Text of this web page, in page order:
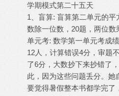
学期模式第二十五天
1、盲算: 盲算第二单元的
数除一位数，20题，两位数
单元考: 数学第一单元考成
12人，计算错误4分，审题
了6分，大数抄下来抄错了
此，因为这些问题丢分。她
要觉得暑假整本书都学完了